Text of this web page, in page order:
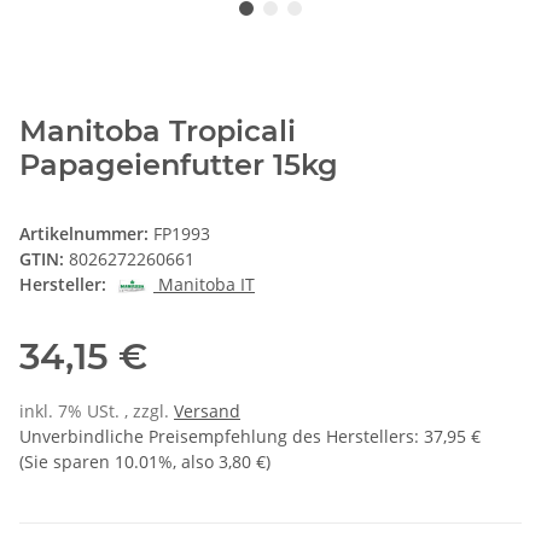
Manitoba Tropicali
Papageienfutter 15kg
Artikelnummer: FP1993
GTIN: 8026272260661
Hersteller:
Manitoba IT
34,15 €
inkl. 7% USt. , zzgl. Versand
Unverbindliche Preisempfehlung des Herstellers: 37,95 €
(Sie sparen 10.01%, also 3,80 €)